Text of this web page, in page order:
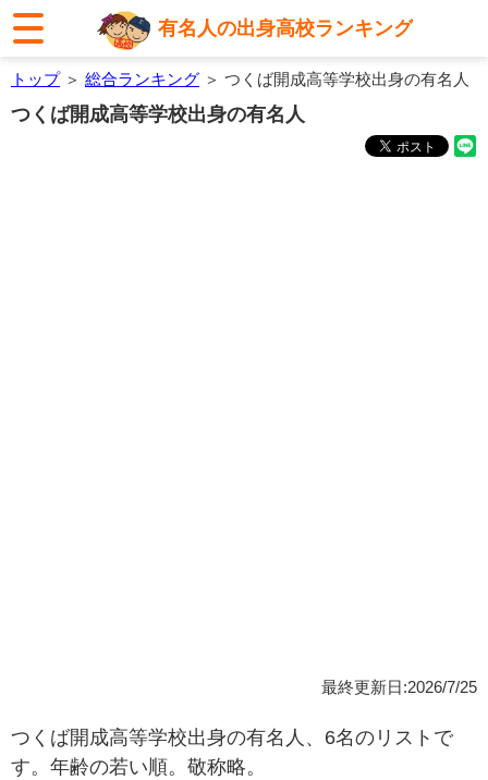
有名人の出身高校ランキング
トップ＞ 総合ランキング ＞ つくば開成高等学校出身の有名人
つくば開成高等学校出身の有名人
最終更新日:2026/7/25
つくば開成高等学校出身の有名人、6名のリストで
す。年齢の若い順。敬称略。